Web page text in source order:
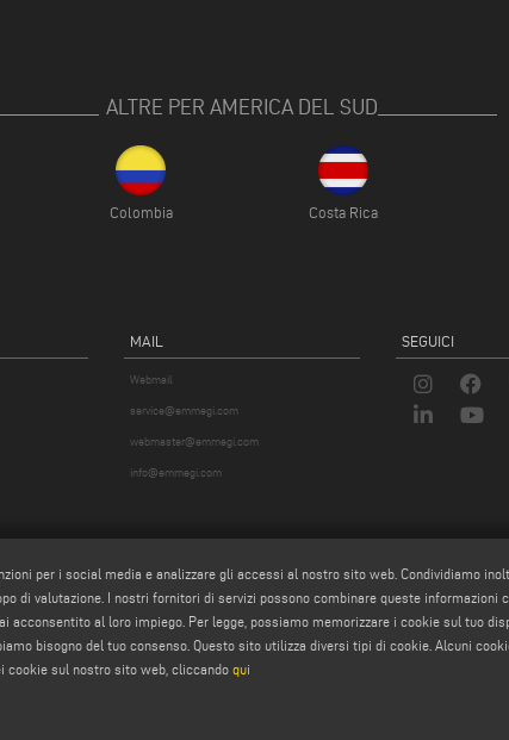
ALTRE PER AMERICA DEL SUD
Colombia Costa Rica
MAIL
Webmail
service@emmegi.com
webmaster@emmegi.com
info@emmegi.com
SEGUICI
per i social media e analizzare gli accessi al nostro sito web. Condividiamo
di valutazione. I nostri fornitori di servizi possono combinare queste
al loro impiego. Per legge, possiamo memorizzare i cookie sul tuo
bisogno del tuo consenso. Questo sito utilizza diversi tipi di cookie. Alcuni
cookie sul nostro sito web, cliccando qui